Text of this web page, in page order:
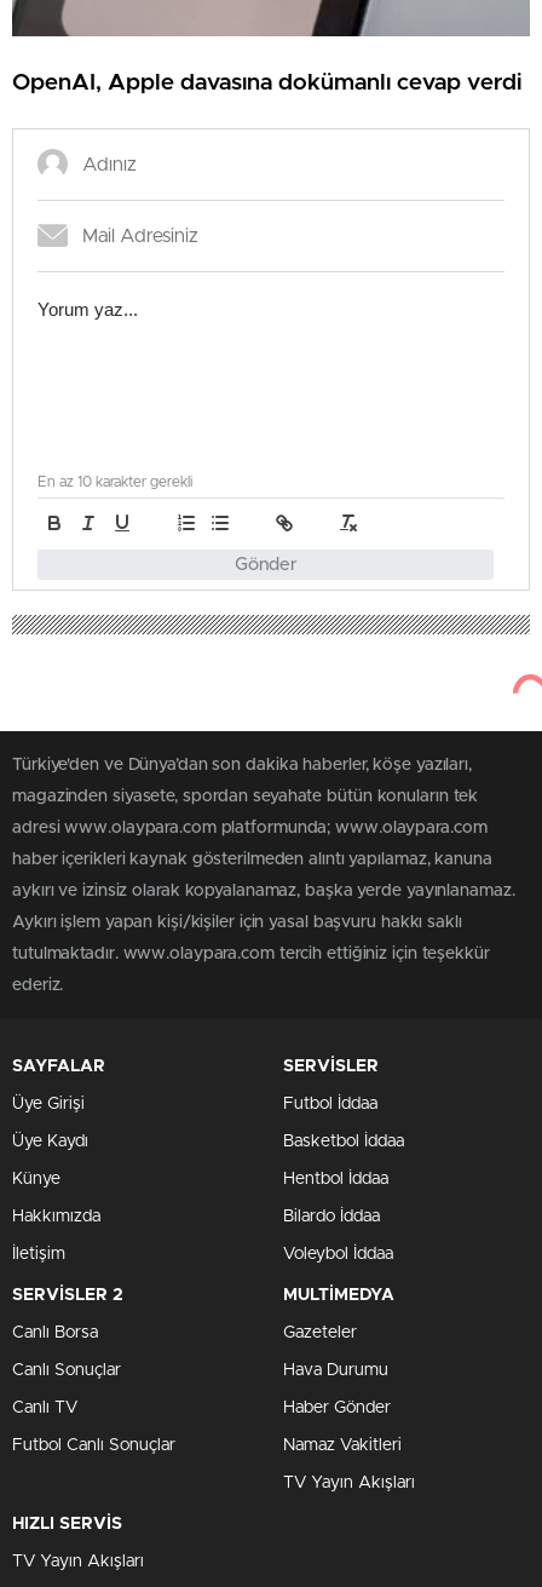
OpenAI, Apple davasına dokümanlı cevap verdi
Gönder
En az 10 karakter gerekli
Türkiye'den ve Dünya’dan son dakika haberler, köşe yazıları,
magazinden siyasete, spordan seyahate bütün konuların tek
adresi www.olaypara.com platformunda; www.olaypara.com
haber içerikleri kaynak gösterilmeden alıntı yapılamaz, kanuna
aykırı ve izinsiz olarak kopyalanamaz, başka yerde yayınlanamaz.
Aykırı işlem yapan kişi/kişiler için yasal başvuru hakkı saklı
tutulmaktadır. www.olaypara.com tercih ettiğiniz için teşekkür
ederiz.
SAYFALAR
Üye Girişi
Üye Kaydı
Künye
Hakkımızda
İletişim
SERVİSLER
Futbol İddaa
Basketbol İddaa
Hentbol İddaa
Bilardo İddaa
Voleybol İddaa
SERVİSLER 2
Canlı Borsa
Canlı Sonuçlar
Canlı TV
Futbol Canlı Sonuçlar
MULTİMEDYA
Gazeteler
Hava Durumu
Haber Gönder
Namaz Vakitleri
TV Yayın Akışları
HIZLI SERVİS
TV Yayın Akışları